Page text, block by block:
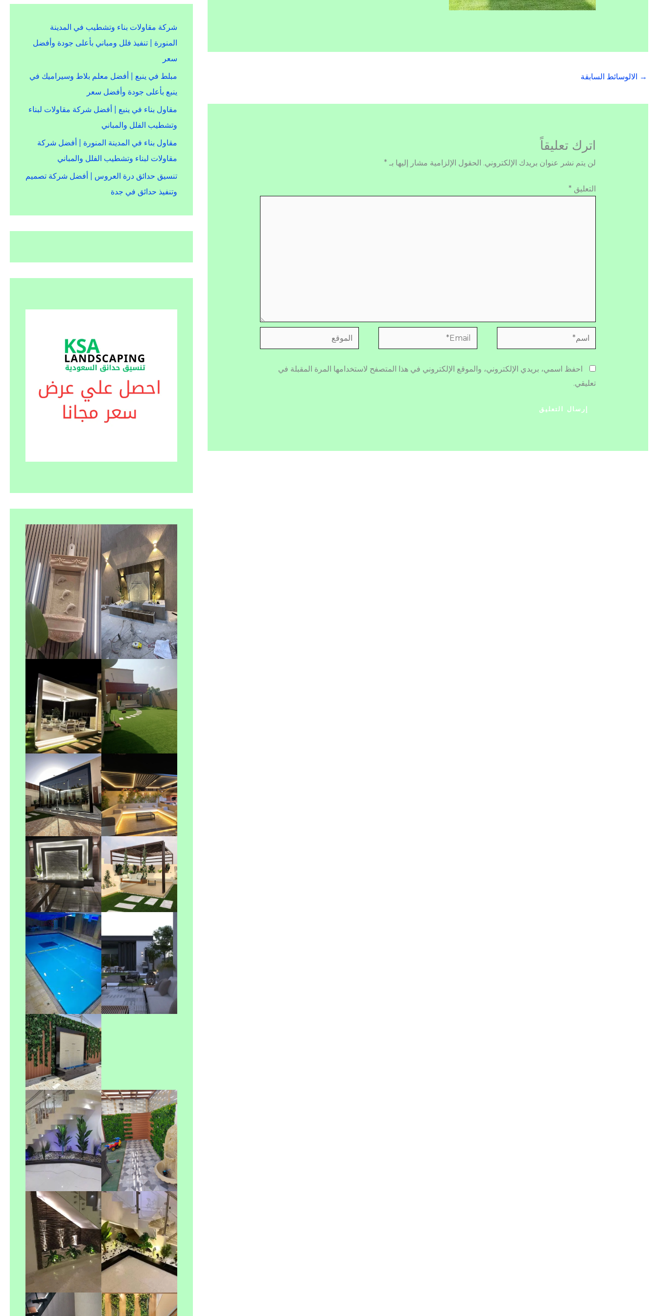
→ الالوسائط السابقة
اترك تعليقاً
لن يتم نشر عنوان بريدك الإلكتروني. الحقول الإلزامية مشار إليها بـ *
التعليق *
اسم* Email* الموقع
احفظ اسمي، بريدي الإلكتروني، والموقع الإلكتروني في هذا المتصفح لاستخدامها المرة المقبلة في
تعليقي.
شركة مقاولات بناء وتشطيب في المدينة
المنورة | تنفيذ فلل ومباني بأعلى جودة وأفضل
سعر
مبلط في ينبع | أفضل معلم بلاط وسيراميك في
ينبع بأعلى جودة وأفضل سعر
مقاول بناء في ينبع | أفضل شركة مقاولات لبناء
وتشطيب الفلل والمباني
مقاول بناء في المدينة المنورة | أفضل شركة
مقاولات لبناء وتشطيب الفلل والمباني
تنسيق حدائق درة العروس | أفضل شركة تصميم
وتنفيذ حدائق في جدة